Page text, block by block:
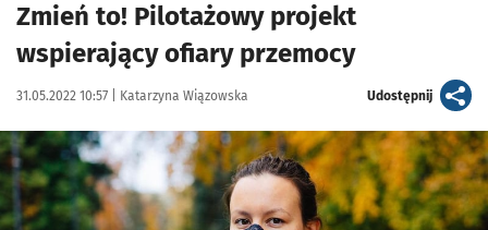
Zmień to! Pilotażowy projekt
wspierający ofiary przemocy
Data publikacji:
31.05.2022 10:57 | Autor:
Katarzyna Wiązowska Udostępnijartykuł
Kliknij, aby powiększyć